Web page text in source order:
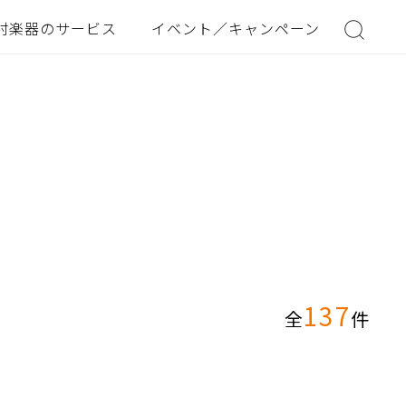
楽器のサービス イベント／キャンペーン
全137件